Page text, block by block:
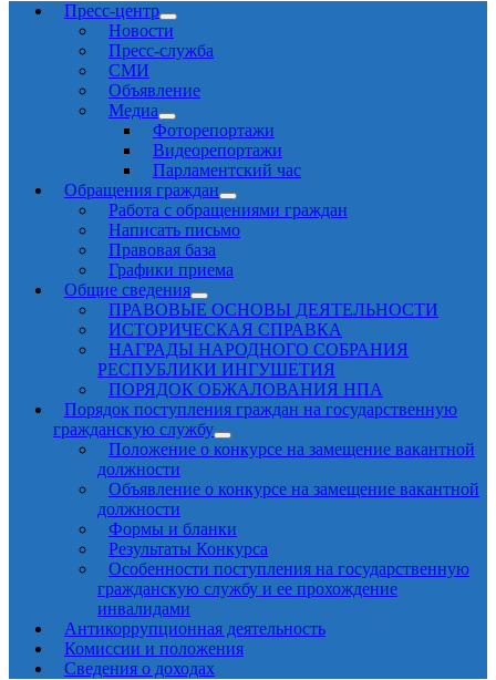
Пресс-центр
Новости
Пресс-служба
СМИ
Объявление
Медиа
Фоторепортажи
Видеорепортажи
Парламентский час
Обращения граждан
Работа с обращениями граждан
Написать письмо
Правовая база
Графики приема
Общие сведения
ПРАВОВЫЕ ОСНОВЫ ДЕЯТЕЛЬНОСТИ
ИСТОРИЧЕСКАЯ СПРАВКА
НАГРАДЫ НАРОДНОГО СОБРАНИЯ
РЕСПУБЛИКИ ИНГУШЕТИЯ
ПОРЯДОК ОБЖАЛОВАНИЯ НПА
Порядок поступления граждан на государственную
гражданскую службу
Положение о конкурсе на замещение вакантной
должности
Объявление о конкурсе на замещение вакантной
должности
Формы и бланки
Результаты Конкурса
Особенности поступления на государственную
гражданскую службу и ее прохождение
инвалидами
Антикоррупционная деятельность
Комиссии и положения
Сведения о доходах